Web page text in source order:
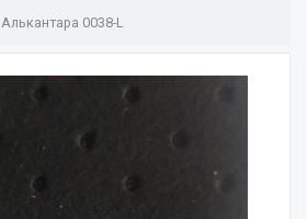
Алькантара 0038-L